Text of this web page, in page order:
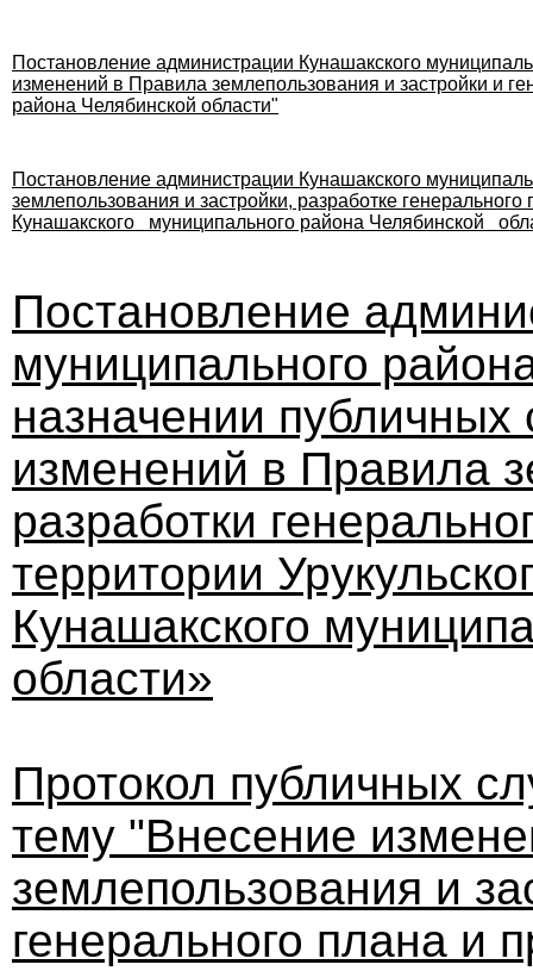
Постановление администрации Кунашакского
изменений в Правила землепользования и застройки и
района Челябинской области"
Постановление администрации Кунашакского
землепользования и застройки, разработке генерального
Кунашакского муниципального района Челябинской
Постановление
муниципального
назначении
изменений в Правила
разработки
территории
Кунашакского
области»
Протокол публичных
тему "Внесение
землепользования и
генерального плана и